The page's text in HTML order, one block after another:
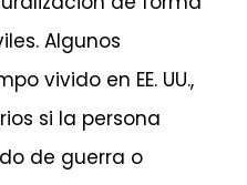
Algunos
vivido en EE. UU.,
si la persona
de guerra o